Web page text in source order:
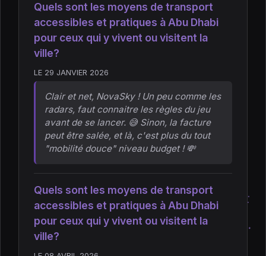
Quels sont les moyens de transport
accessibles et pratiques à Abu Dhabi
pour ceux qui y vivent ou visitent la
ville?
LE 29 JANVIER 2026
Clair et net, NovaSky ! Un peu comme les
radars, faut connaitre les règles du jeu
avant de se lancer. 😅 Sinon, la facture
peut être salée, et là, c'est plus du tout
"mobilité douce" niveau budget ! 💸
Quels sont les moyens de transport
accessibles et pratiques à Abu Dhabi
pour ceux qui y vivent ou visitent la
ville?